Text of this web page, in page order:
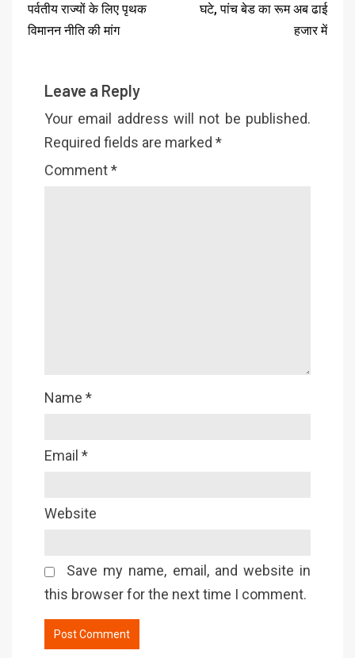
पर्वतीय राज्यों के लिए पृथक
विमानन नीति की मांग
घटे, पांच बेड का रूम अब ढाई
हजार में
Leave a Reply
Your email address will not be published.
Required fields are marked *
Comment*
Name *
Email *
Website
Save my name, email, and website in
this browser for the next time I comment.